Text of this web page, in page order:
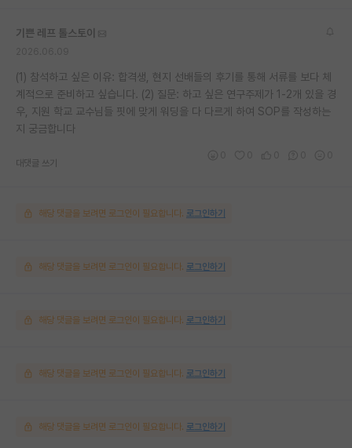
기쁜 레프 톨스토이
(1) 참석하고 싶은 이유: 합격생, 현지 선배들의 후기를 통해 서류를 보다 체
계적으로 준비하고 싶습니다. (2) 질문: 하고 싶은 연구주제가 1-2개 있을 경
우, 지원 학교 교수님들 핏에 맞게 워딩을 다 다르게 하여 SOP를 작성하는
지 궁금합니다
대댓글 쓰기
해당 댓글을 보려면 로그인이 필요합니다. 로그인하기
해당 댓글을 보려면 로그인이 필요합니다. 로그인하기
해당 댓글을 보려면 로그인이 필요합니다. 로그인하기
해당 댓글을 보려면 로그인이 필요합니다. 로그인하기
해당 댓글을 보려면 로그인이 필요합니다. 로그인하기